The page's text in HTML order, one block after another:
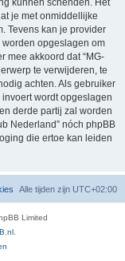
kunnen schenden. Het
je met onmiddellijke
Tevens kan je provider
opgeslagen om
mee akkoord dat “MG-
te verwijderen, te
achten. Als gebruiker
wordt opgeslagen
derde partij zal worden
Nederland” nóch phpBB
die ertoe kan leiden
Alle tijden zijn UTC+02:00
Limited